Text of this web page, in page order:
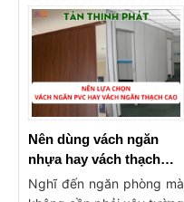
Nên dùng vách ngăn
nhựa hay vách thạch
cao ngăn phòng?
Nghĩ đến ngăn phòng mà